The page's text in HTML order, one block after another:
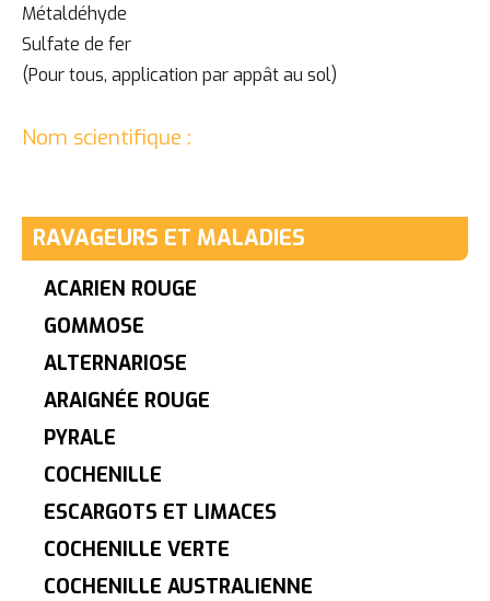
Métaldéhyde
Sulfate de fer
(Pour tous, application par appât au sol)
Nom scientifique :
RAVAGEURS ET MALADIES
ACARIEN ROUGE
GOMMOSE
ALTERNARIOSE
ARAIGNÉE ROUGE
PYRALE
COCHENILLE
ESCARGOTS ET LIMACES
COCHENILLE VERTE
COCHENILLE AUSTRALIENNE